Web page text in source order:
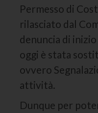
Permesso di
rilasciato dal
denuncia di
oggi è stata
ovvero
attività.
Dunque per